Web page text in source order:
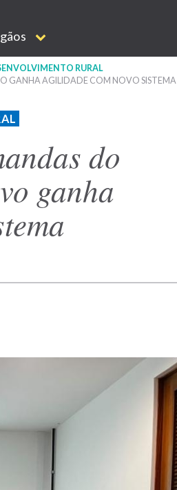
RURAL
GANHA AGILIDADE COM NOVO SISTEMA
do
ganha